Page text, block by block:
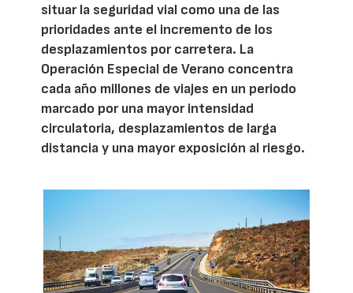
situar la seguridad vial como una de las
prioridades ante el incremento de los
desplazamientos por carretera. La
Operación Especial de Verano concentra
cada año millones de viajes en un periodo
marcado por una mayor intensidad
circulatoria, desplazamientos de larga
distancia y una mayor exposición al riesgo.